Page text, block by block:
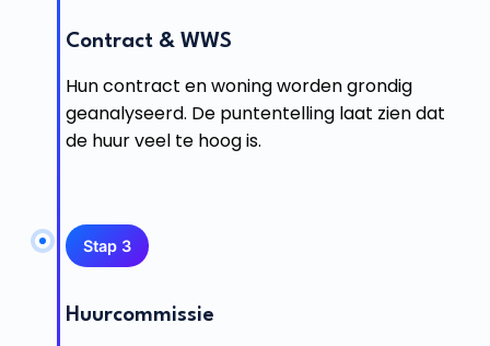
Contract & WWS
Hun contract en woning worden grondig
geanalyseerd. De puntentelling laat zien dat
de huur veel te hoog is.
Stap 3
Huurcommissie